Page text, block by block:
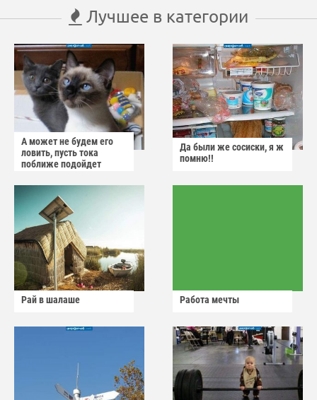
Лучшее в категории
А может не будем его
ловить, пусть тока
поближе подойдет
Да были же сосиски, я ж
помню!!
Рай в шалаше Работа мечты